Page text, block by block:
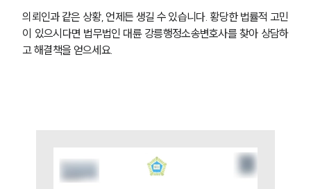
대륜의 강점
오시는 길
의뢰인과 같은 상황, 언제든 생길 수 있습니다. 황당한 법률적 고민
이 있으시다면 법무법인 대륜 강릉행정소송변호사를 찾아 상담하
고 해결책을 얻으세요.